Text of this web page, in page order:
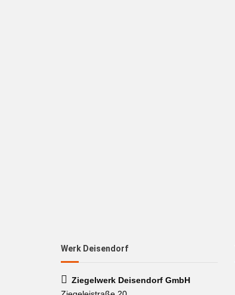
Werk Deisendorf
Ziegelwerk Deisendorf GmbH